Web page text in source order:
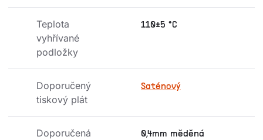
Teplota
vyhřívané
podložky
110±5 °C
Doporučený
tiskový plát
Saténový
Doporučená
0,4mm měděná